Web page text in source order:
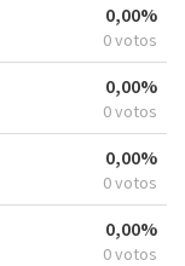
0,00%
0 votos
0,00%
0 votos
0,00%
0 votos
0,00%
0 votos